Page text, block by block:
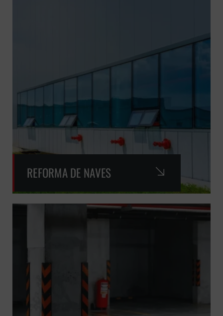
REFORMA DE NAVES